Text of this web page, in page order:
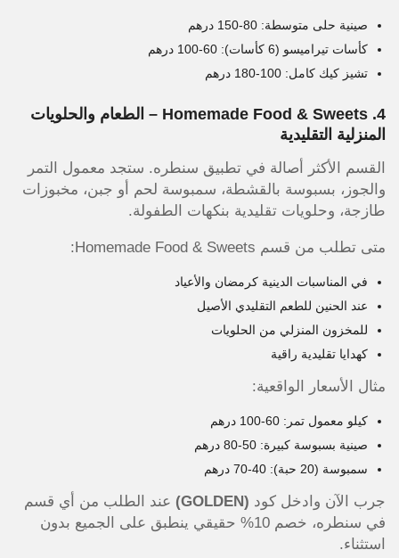
صينية حلى متوسطة: 80-150 درهم
كأسات تيراميسو (6 كأسات): 60-100 درهم
تشيز كيك كامل: 100-180 درهم
4. Homemade Food & Sweets – الطعام والحلويات
المنزلية التقليدية
القسم الأكثر أصالة في تطبيق سنطره. ستجد معمول التمر
والجوز، بسبوسة بالقشطة، سمبوسة لحم أو جبن، مخبوزات
طازجة، وحلويات تقليدية بنكهات الطفولة.
متى تطلب من قسم Homemade Food & Sweets:
في المناسبات الدينية كرمضان والأعياد
عند الحنين للطعم التقليدي الأصيل
للمخزون المنزلي من الحلويات
كهدايا تقليدية راقية
مثال الأسعار الواقعية:
كيلو معمول تمر: 60-100 درهم
صينية بسبوسة كبيرة: 50-80 درهم
سمبوسة (20 حبة): 40-70 درهم
جرب الآن وادخل كود (GOLDEN)
عند الطلب من أي قسم
في سنطره، خصم 10% حقيقي ينطبق على الجميع بدون
استثناء.